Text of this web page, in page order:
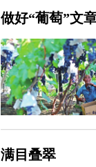
做好“葡萄”文
满目叠翠